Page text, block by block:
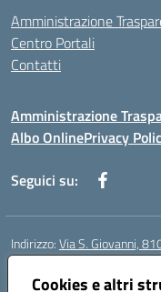
Cookies e altri
Amministrazione
Centro Portali
Contatti
Amministrazione
Albo OnlinePrivacy
Seguici su:
Indirizzo:Via S. Giovanni,
Centralino:
Posta elettronica